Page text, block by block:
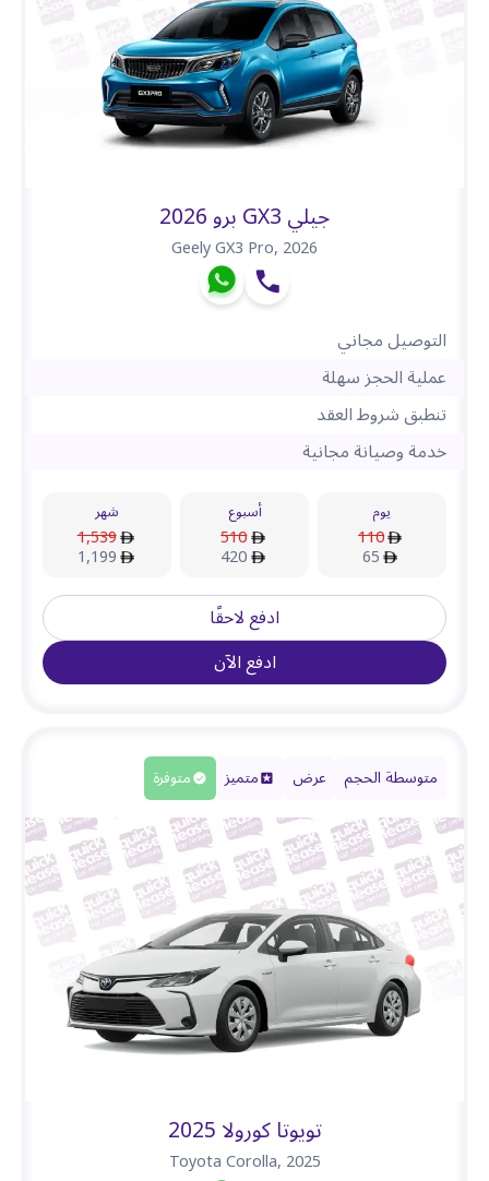
جيلي GX3 برو 2026
Geely GX3 Pro,2026
التوصيل مجاني
عملية الحجز سهلة
تنطبق شروط العقد
خدمة وصيانة مجانية
يوم
110
65
أسبوع
510
420
شهر
1,539
1,199
ادفع لاحقًا
ادفع الآن
متوسطة الحجم عرض متميز متوفرة
تويوتا كورولا 2025
Toyota Corolla,2025